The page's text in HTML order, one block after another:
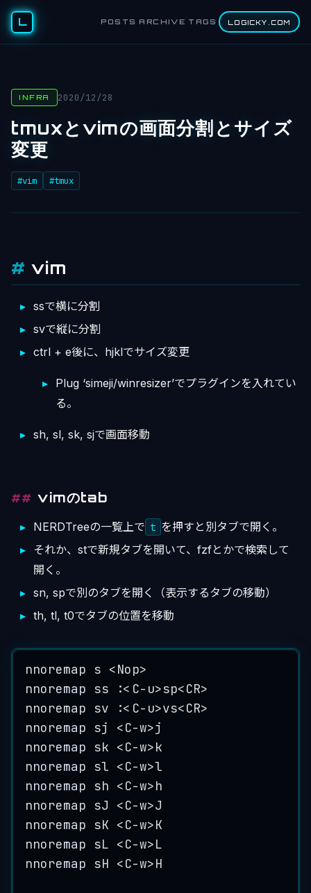
L POSTS ARCHIVE TAGS LOGICKY.COM
INFRA 2020/12/28
tmuxとvimの画面分割とサイズ
変更
#vim #tmux
vim
ssで横に分割
svで縦に分割
ctrl + e後に、hjklでサイズ変更
Plug ‘simeji/winresizer’でプラグインを入れてい
る。
sh, sl, sk, sjで画面移動
vimのtab
NERDTreeの一覧上で t を押すと別タブで開く。
それか、stで新規タブを開いて、fzfとかで検索して
開く。
sn, spで別のタブを開く（表示するタブの移動）
th, tl, t0でタブの位置を移動
nnoremap s <Nop>
nnoremap ss :<C-u>sp<CR>
nnoremap sv :<C-u>vs<CR>
nnoremap sj <C-w>j
nnoremap sk <C-w>k
nnoremap sl <C-w>l
nnoremap sh <C-w>h
nnoremap sJ <C-w>J
nnoremap sK <C-w>K
nnoremap sL <C-w>L
nnoremap sH <C-w>H